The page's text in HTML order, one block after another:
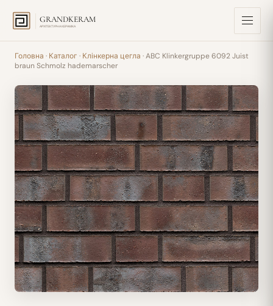
GRANDKERAM
АРХІТЕКТУРНА КЕРАМІКА
Головна · Каталог · Клінкерна цегла · ABC Klinkergruppe 6092 Juist
braun Schmolz hademarscher